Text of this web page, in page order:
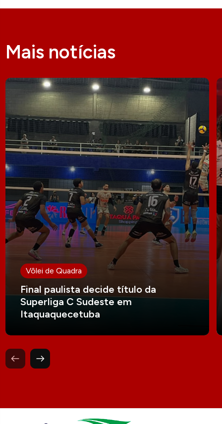
Mais notícias
Vôlei de Quadra
Final paulista decide título da
Superliga C Sudeste em
Itaquaquecetuba